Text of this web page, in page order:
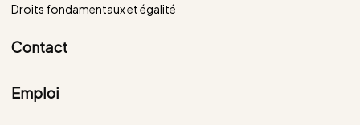
Droits fondamentaux et égalité
Contact
Emploi